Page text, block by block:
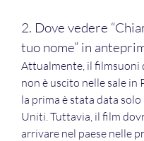
2. Dove vedere
tuo nome” in
Attualmente, il filmsuoni
non è uscito nelle sale in
la prima è stata data
Uniti. Tuttavia, il film
arrivare nel paese nelle